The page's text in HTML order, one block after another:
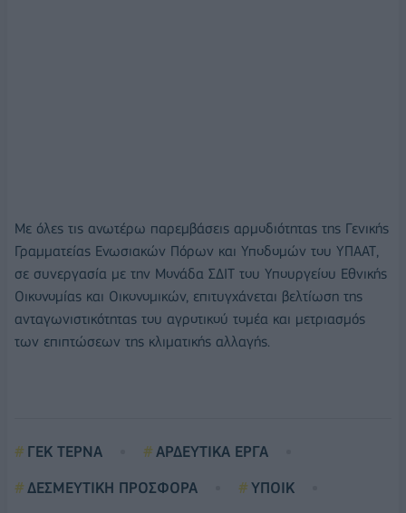
Με όλες τις ανωτέρω παρεμβάσεις αρμοδιότητας της Γενικής
Γραμματείας Ενωσιακών Πόρων και Υποδομών του ΥΠΑΑΤ,
σε συνεργασία με την Μονάδα ΣΔΙΤ του Υπουργείου Εθνικής
Οικονομίας και Οικονομικών, επιτυγχάνεται βελτίωση της
ανταγωνιστικότητας του αγροτικού τομέα και μετριασμός
των επιπτώσεων της κλιματικής αλλαγής.
ΓΕΚ ΤΕΡΝΑ
ΑΡΔΕΥΤΙΚΑ ΕΡΓΑ
ΔΕΣΜΕΥΤΙΚΗ ΠΡΟΣΦΟΡΑ
ΥΠΟΙΚ